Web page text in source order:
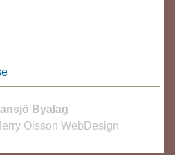
Byalag
Olsson WebDesign